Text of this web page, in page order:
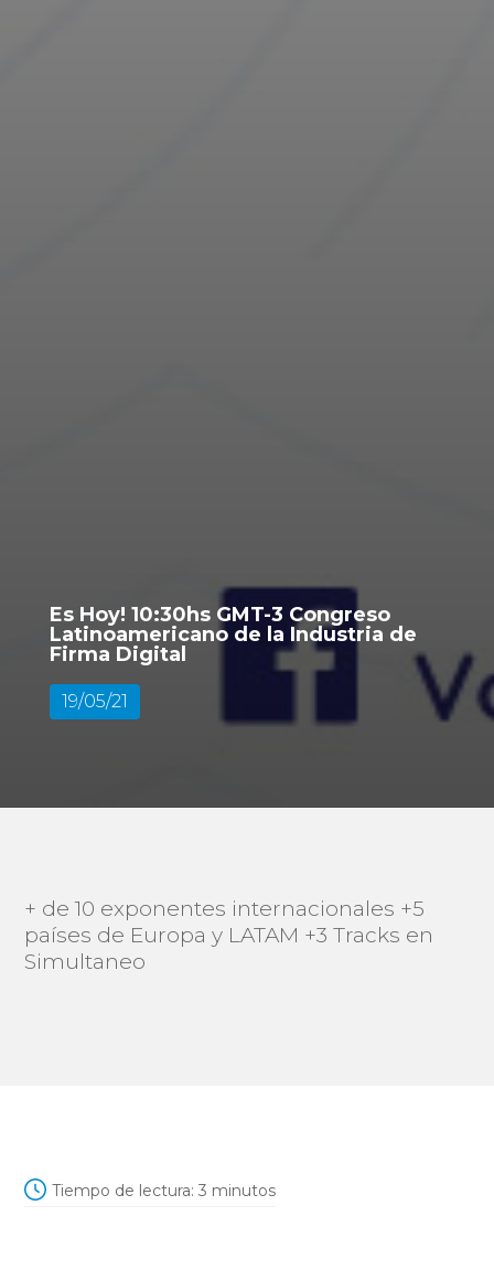
Es Hoy! 10:30hs GMT-3 Congreso
Latinoamericano de la Industria de
Firma Digital
19/05/21
+ de 10 exponentes internacionales +5
países de Europa y LATAM +3 Tracks en
Simultaneo
Tiempo de lectura: 3 minutos